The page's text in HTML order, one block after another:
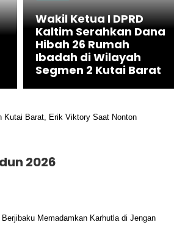
Wakil Ketua I DPRD
Kaltim Serahkan Dana
Hibah 26 Rumah
Ibadah di Wilayah
Segmen 2 Kutai Barat
2026